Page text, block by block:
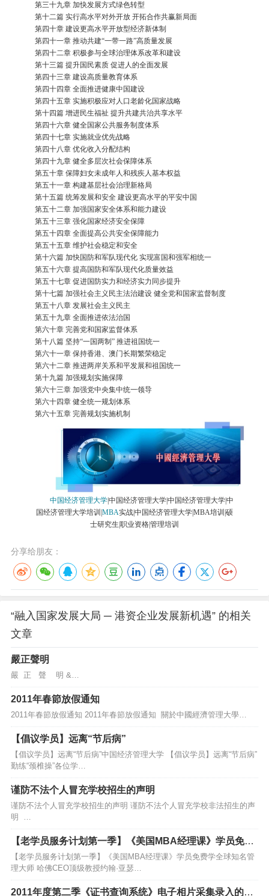
第三十九章 加快发展方式绿色转型
第十二篇 实行高水平对外开放 开拓合作共赢新局面
第四十章 建设更高水平开放型经济新体制
第四十一章 推动共建“一带一路”高质量发展
第四十二章 积极参与全球治理体系改革和建设
第十三篇 提升国民素质 促进人的全面发展
第四十三章 建设高质量教育体系
第四十四章 全面推进健康中国建设
第四十五章 实施积极应对人口老龄化国家战略
第十四篇 增进民生福祉 提升共建共治共享水平
第四十六章 健全国家公共服务制度体系
第四十七章 实施就业优先战略
第四十八章 优化收入分配结构
第四十九章 健全多层次社会保障体系
第五十章 保障妇女未成年人和残疾人基本权益
第五十一章 构建基层社会治理新格局
第十五篇 统筹发展和安全 建设更高水平的平安中国
第五十二章 加强国家安全体系和能力建设
第五十三章 强化国家经济安全保障
第五十四章 全面提高公共安全保障能力
第五十五章 维护社会稳定和安全
第十六篇 加快国防和军队现代化 实现富国和强军相统一
第五十六章 提高国防和军队现代化质量效益
第五十七章 促进国防实力和经济实力同步提升
第十七篇 加强社会主义民主法治建设 健全党和国家监督制度
第五十八章 发展社会主义民主
第五十九章 全面推进依法治国
第六十章 完善党和国家监督体系
第十八篇 坚持“一国两制” 推进祖国统一
第六十一章 保持香港、澳门长期繁荣稳定
第六十二章 推进两岸关系和平发展和祖国统一
第十九篇 加强规划实施保障
第六十三章 加强党中央集中统一领导
第六十四章 健全统一规划体系
第六十五章 完善规划实施机制
中国经济管理大学|中国经济管理大学|中国经济管理大学|中
国经济管理大学培训|MBA实战|中国经济管理大学|MBA培训|硕
士研究生|职业资格|管理培训
分享给朋友：
“融入国家发展大局 ─ 港资企业发展新机遇” 的相关
文章
嚴正聲明
嚴 正 聲 明 &…
2011年春節放假通知
2011年春節放假通知 2011年春節放假通知 關於中國經濟管理大學…
【倡议学员】远离“节后病”
【倡议学员】远离“节后病”中国经济管理大学 【倡议学员】远离“节后病”
勤练“颈椎操”各位学…
谨防不法个人冒充学校招生的声明
谨防不法个人冒充学校招生的声明 谨防不法个人冒充学校非法招生的声
明 …
【老学员服务计划第一季】《美国MBA经理课》学员免费
学
【老学员服务计划第一季】《美国MBA经理课》学员免费学全球知名管
理大师 哈佛CEO顶级教授约翰·亚瑟…
2011年度第二季《证书查询系统》电子相片采集录入的通